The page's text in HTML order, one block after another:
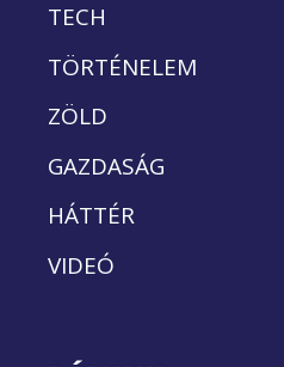
TECH
TÖRTÉNELEM
ZÖLD
GAZDASÁG
HÁTTÉR
VIDEÓ